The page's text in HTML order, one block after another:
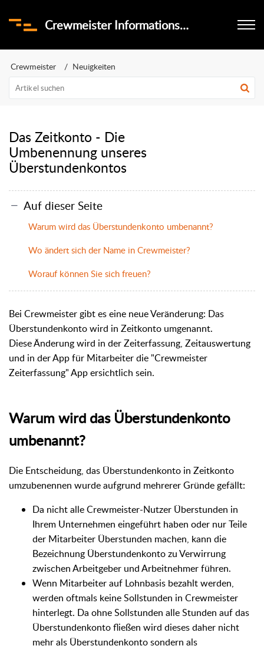
Crewmeister Informationsportal
Crewmeister Neuigkeiten
Das Zeitkonto - Die
Umbenennung unseres
Überstundenkontos
Auf dieser Seite
Warum wird das Überstundenkonto umbenannt?
Wo ändert sich der Name in Crewmeister?
Worauf können Sie sich freuen?
Bei Crewmeister gibt es eine neue Veränderung: Das
Überstundenkonto wird in Zeitkonto umgenannt.
Diese Änderung wird in der Zeiterfassung, Zeitauswertung
und in der App für Mitarbeiter die "Crewmeister
Zeiterfassung" App ersichtlich sein.
Warum wird das Überstundenkonto
umbenannt?
Die Entscheidung, das Überstundenkonto in Zeitkonto
umzubenennen wurde aufgrund mehrerer Gründe gefällt:
Da nicht alle Crewmeister-Nutzer Überstunden in
Ihrem Unternehmen eingeführt haben oder nur Teile
der Mitarbeiter Überstunden machen, kann die
Bezeichnung Überstundenkonto zu Verwirrung
zwischen Arbeitgeber und Arbeitnehmer führen.
Wenn Mitarbeiter auf Lohnbasis bezahlt werden,
werden oftmals keine Sollstunden in Crewmeister
hinterlegt. Da ohne Sollstunden alle Stunden auf das
Überstundenkonto fließen wird dieses daher nicht
mehr als Überstundenkonto sondern als